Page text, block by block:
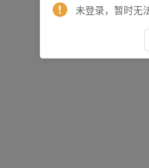
未登录，暂时无